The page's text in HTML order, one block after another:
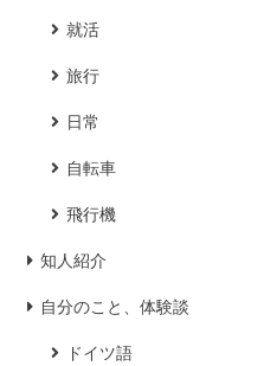
就活
旅行
日常
自転車
飛行機
知人紹介
自分のこと、体験談
ドイツ語